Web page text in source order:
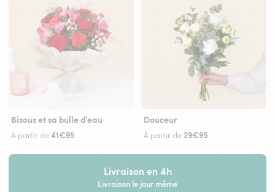
Bisous et sa bulle d'eau
À partir de41€95
Douceur
À partir de 29€95
Livraison en 4h
Livraison le jour même